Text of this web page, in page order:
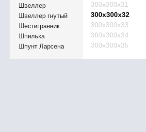
Швеллер
Швеллер гнутый
Шестигранник
Шпилька
Шпунт Ларсена
300х300х31
300х300х32
300х300х33
300х300х34
300х300х35